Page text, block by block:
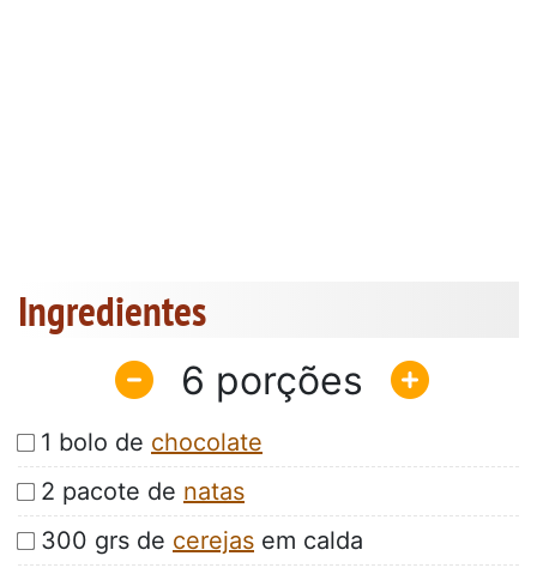
Ingredientes
6
1 bolo de chocolate
2 pacote de natas
300 grs de cerejas em calda